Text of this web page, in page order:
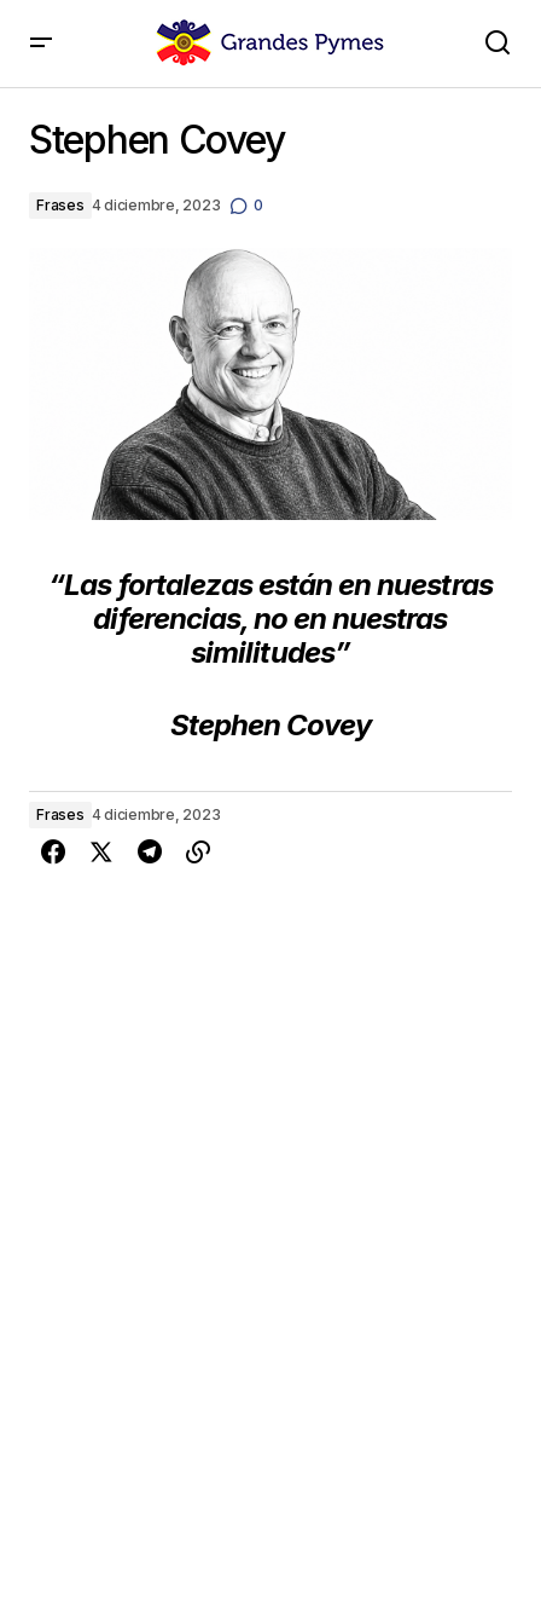
Stephen Covey
Frases 4 diciembre, 2023 0
“Las fortalezas están en nuestras
diferencias, no en nuestras
similitudes”
Stephen Covey
Frases 4 diciembre, 2023